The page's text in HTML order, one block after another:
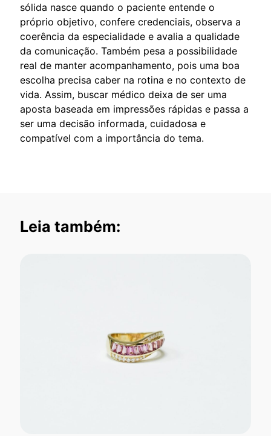
sólida nasce quando o paciente entende o
próprio objetivo, confere credenciais, observa a
coerência da especialidade e avalia a qualidade
da comunicação. Também pesa a possibilidade
real de manter acompanhamento, pois uma boa
escolha precisa caber na rotina e no contexto de
vida. Assim, buscar médico deixa de ser uma
aposta baseada em impressões rápidas e passa a
ser uma decisão informada, cuidadosa e
compatível com a importância do tema.
Leia também: